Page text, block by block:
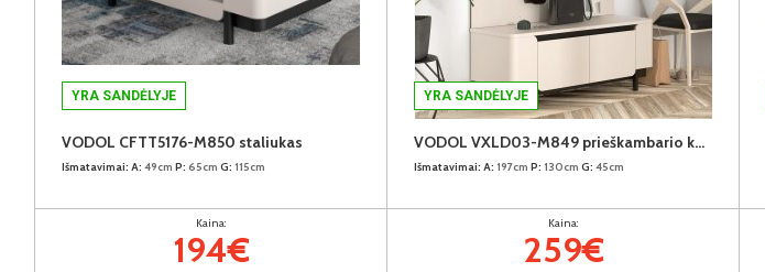
YRA SANDĖLYJE
VODOL CFTT5176-M850 staliukas
Išmatavimai: A: 49cm P: 65cm G: 115cm
Kaina:
194€
YRA SANDĖLYJE
VODOL VXLD03-M849 prieškambario komplektas
Išmatavimai: A: 197cm P: 130cm G: 45cm
Kaina:
259€